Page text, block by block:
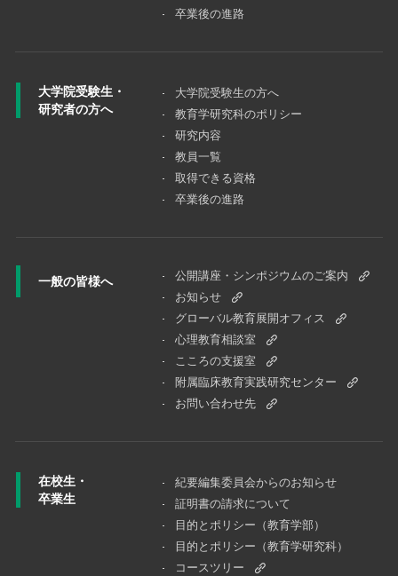
卒業後の進路
大学院受験生・
研究者の方へ
大学院受験⽣の⽅へ
教育学研究科のポリシー
研究内容
教員一覧
取得できる資格
卒業後の進路
一般の皆様へ
公開講座・シンポジウムのご案内
お知らせ
グローバル教育展開オフィス
心理教育相談室
こころの支援室
附属臨床教育実践研究センター
お問い合わせ先
在校生・
卒業生
紀要編集委員会からのお知らせ
証明書の請求について
目的とポリシー（教育学部）
目的とポリシー（教育学研究科）
コースツリー